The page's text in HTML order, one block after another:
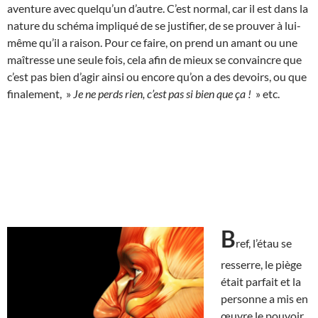
aventure avec quelqu’un d’autre. C’est normal, car il est dans la
nature du schéma impliqué de se justifier, de se prouver à lui-
même qu’il a raison. Pour ce faire, on prend un amant ou une
maîtresse une seule fois, cela afin de mieux se convaincre que
c’est pas bien d’agir ainsi ou encore qu’on a des devoirs, ou que
finalement, » Je ne perds rien, c’est pas si bien que ça ! » etc.
Bref, l’étau se
resserre, le piège
était parfait et la
personne a mis en
œuvre le pouvoir